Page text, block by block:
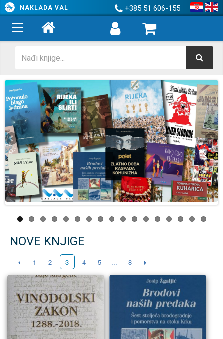
NAKLADA VAL +385 51 606-155
NOVE KNJIGE
1 2 3 4 5 ... 8